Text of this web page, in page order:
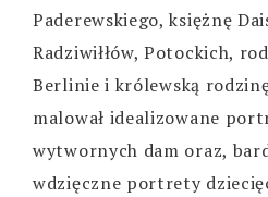
Paderewskiego, księżnę
Radziwiłłów, Potockich,
Berlinie i królewską
malował idealizowane
wytwornych dam oraz,
wdzięczne portrety